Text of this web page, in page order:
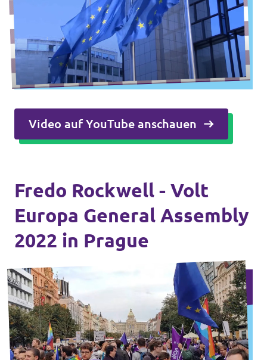
Video auf YouTube anschauen
Fredo Rockwell - Volt
Europa General Assembly
2022 in Prague